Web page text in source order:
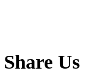
Share Us